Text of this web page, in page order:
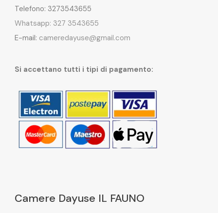
Telefono: 3273543655
Whatsapp: 327 3543655
E-mail: cameredayuse@gmail.com
Si accettano tutti i tipi di pagamento:
Camere Dayuse IL FAUNO